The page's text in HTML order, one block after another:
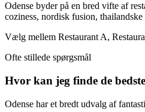
Odense byder på en bred vifte af
coziness, nordisk fusion,
Vælg mellem Restaurant A,
Ofte stillede spørgsmål
Hvor kan jeg finde de
Odense har et bredt udvalg af